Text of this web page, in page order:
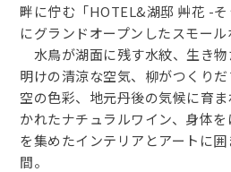
畔に佇む「HOTEL&湖邸 艸花 -
にグランドオープンしたスモール
水鳥が湖面に残す水紋、生き
明けの清涼な空気、柳がつくり
空の色彩、地元丹後の気候に育
かれたナチュラルワイン、身体
を集めたインテリアとアートに
間。